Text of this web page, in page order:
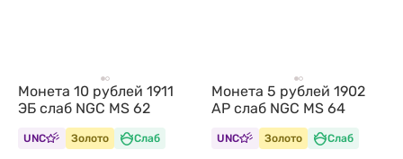
Монета 10 рублей 1911
ЭБ слаб NGC MS 62
UNC Золото Слаб
Монета 5 рублей 1902
АР слаб NGC MS 64
UNC Золото Слаб